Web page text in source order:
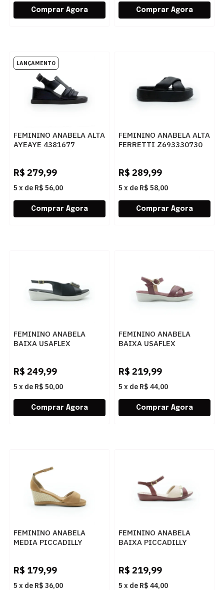
FEMININO ANABELA ALTA
AYEAYE 4381677
R$ 279,99
5 x de R$ 56,00
FEMININO ANABELA ALTA
FERRETTI Z693330730
R$ 289,99
5 x de R$ 58,00
FEMININO ANABELA
BAIXA USAFLEX
R$ 249,99
5 x de R$ 50,00
FEMININO ANABELA
BAIXA USAFLEX
R$ 219,99
5 x de R$ 44,00
FEMININO ANABELA
MEDIA PICCADILLY
R$ 179,99
5 x de R$ 36,00
FEMININO ANABELA
BAIXA PICCADILLY
R$ 219,99
5 x de R$ 44,00